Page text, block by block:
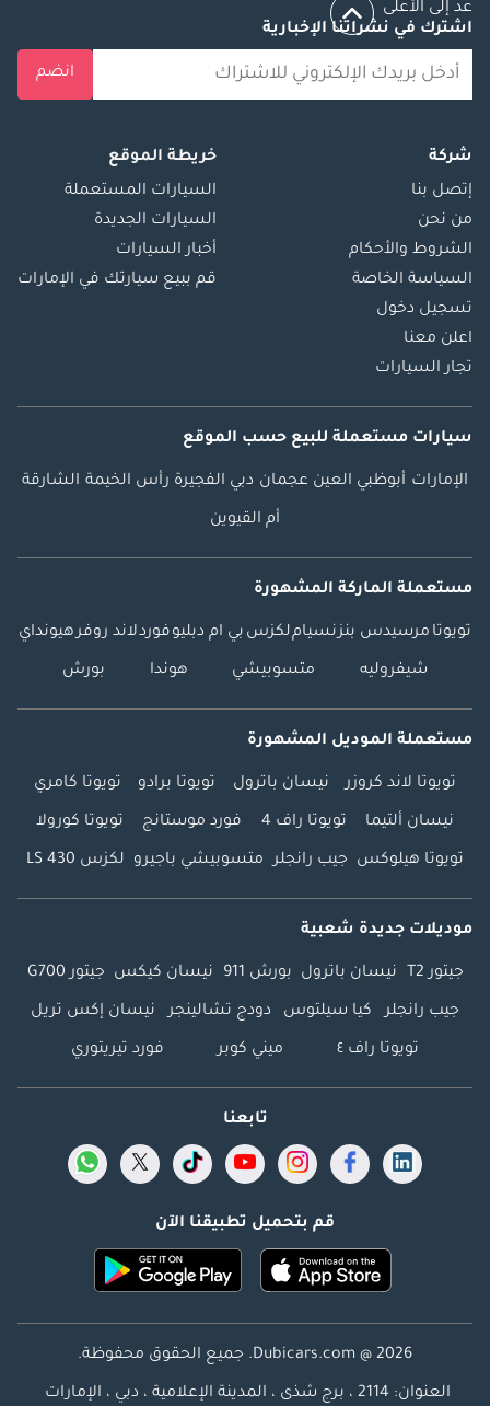
عد إلى الأعلى
اشترك في نشراتنا الإخبارية
انضم
شركة
إتصل بنا
من نحن
الشروط والأحكام
السياسة الخاصة
تسجيل دخول
اعلن معنا
تجار السيارات
خريطة الموقع
السيارات المستعملة
السيارات الجديدة
أخبار السيارات
قم ببيع سيارتك في الإمارات
سيارات مستعملة للبيع حسب الموقع
الإمارات أبوظبي العين عجمان دبي الفجيرة رأس الخيمة الشارقة
أم القيوين
مستعملة الماركة المشهورة
تويوتا مرسيدس بنزنسياملكزس بي ام دبليوفوردلاند روفرهيونداي
شيفروليه متسوبيشي هوندا بورش
مستعملة الموديل المشهورة
تويوتا لاند كروزر نيسان باترول تويوتا برادو تويوتا كامري
نيسان ألتيما تويوتا راف 4 فورد موستانج تويوتا كورولا
تويوتا هيلوكس جيب رانجلر متسوبيشي باجيرو لكزس LS 430
موديلات جديدة شعبية
جيتور T2 نيسان باترول بورش 911 نيسان كيكس جيتور G700
جيب رانجلر كيا سيلتوس دودج تشالينجر نيسان إكس تريل
تويوتا راف ٤ ميني كوبر فورد تيريتوري
تابعنا
قم بتحميل تطبيقنا الآن
Dubicars.com @ 2026. جميع الحقوق محفوظة.
العنوان: 2114 ، برج شذى ، المدينة الإعلامية ، دبي ، الإمارات